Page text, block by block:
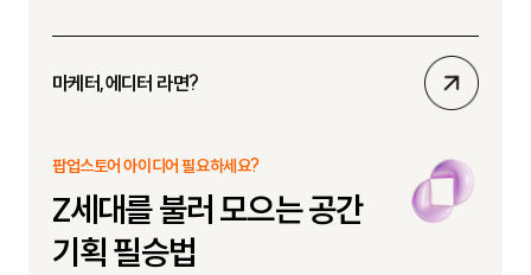
마케터,에디터 라면?
상
세
기
팝업스토어 아이디어 필요하세요?
Z세대를 불러 모으는 공간
기획 필승법